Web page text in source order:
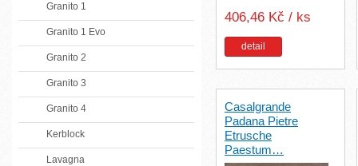
Granito 1
Granito 1 Evo
Granito 2
Granito 3
Granito 4
Kerblock
Lavagna
406,46 Kč / ks
detail
Casalgrande
Padana Pietre
Etrusche
Paestum…